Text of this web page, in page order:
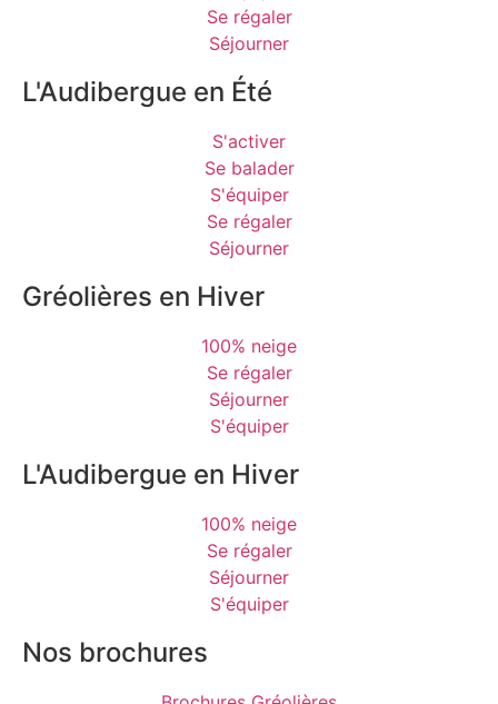
Se régaler
Séjourner
L'Audibergue en Été
S'activer
Se balader
S'équiper
Se régaler
Séjourner
Gréolières en Hiver
100% neige
Se régaler
Séjourner
S'équiper
L'Audibergue en Hiver
100% neige
Se régaler
Séjourner
S'équiper
Nos brochures